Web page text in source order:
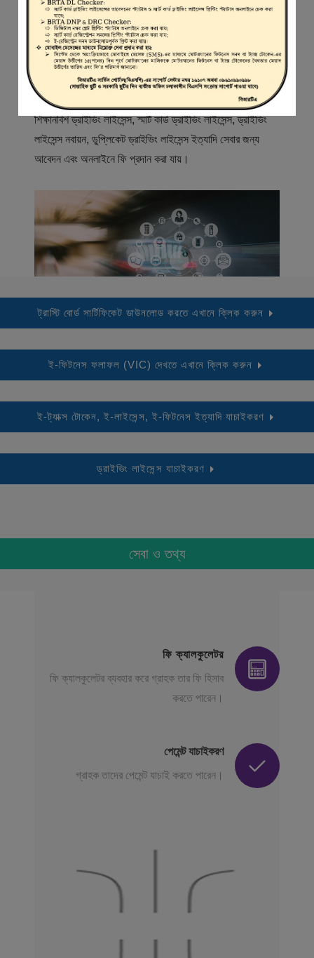
স্বাগতম
বিআরটিএ সার্ভিস পোর্টাল (বিএসপি) বাংলাদেশ রোড ট্রান্সপোর্ট অথরিটি
(বিআরটিএ) এর একটি অনলাইন সেবা প্রদানের মাধ্যম যেখানে ড্রাইভার,
মোটরযান মালিক, মোটরযান বিক্রেতাদের নিবন্ধিত করা হয় এবং
শিক্ষানবিশ ড্রাইভিং লাইসেন্স, স্মার্ট কার্ড ড্রাইভিং লাইসেন্স, ড্রাইভিং
লাইসেন্স নবায়ন, ডুপ্লিকেট ড্রাইভিং লাইসেন্স ইত্যাদি সেবার জন্য
আবেদন এবং অনলাইনে ফি প্রদান করা যায়।
ট্রাস্টি বোর্ড সার্টিফিকেট ডাউনলোড করতে এখানে ক্লিক করুন
ই-ফিটনেস ফলাফল (VIC) দেখতে এখানে ক্লিক করুন
ই-ট্যাক্স টোকেন, ই-লাইসেন্স, ই-ফিটনেস ইত্যাদি যাচাইকরণ
ড্রাইভিং লাইসেন্স যাচাইকরণ
সেবা ও তথ্য
ফি ক্যালকুলেটর
ফি ক্যালকুলেটর ব্যবহার করে গ্রাহক তার ফি হিসাব
করতে পারেন।
পেমেন্ট যাচাইকরণ
গ্রাহক তাদের পেমেন্ট যাচাই করতে পারেন।